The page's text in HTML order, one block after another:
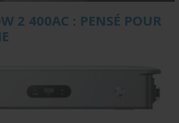
2 400AC : PENSÉ POUR